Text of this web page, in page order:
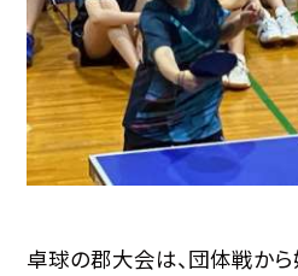
卓球の郡大会は、団体戦から